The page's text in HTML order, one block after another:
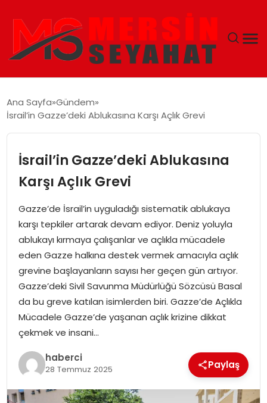
EĞITIM
TEKNOLOJI
GÜNCEL
Ana Sayfa Gündem
İsrail’in Gazze’deki Ablukasına Karşı Açlık Grevi
İsrail’in Gazze’deki Ablukasına
Karşı Açlık Grevi
Gazze’de İsrail’in uyguladığı sistematik ablukaya
karşı tepkiler artarak devam ediyor. Deniz yoluyla
ablukayı kırmaya çalışanlar ve açlıkla mücadele
eden Gazze halkına destek vermek amacıyla açlık
grevine başlayanların sayısı her geçen gün artıyor.
Gazze’deki Sivil Savunma Müdürlüğü Sözcüsü Basal
da bu greve katılan isimlerden biri. Gazze’de Açlıkla
Mücadele Gazze’de yaşanan açlık krizine dikkat
çekmek ve insani…
haberci
28 Temmuz 2025 Paylaş